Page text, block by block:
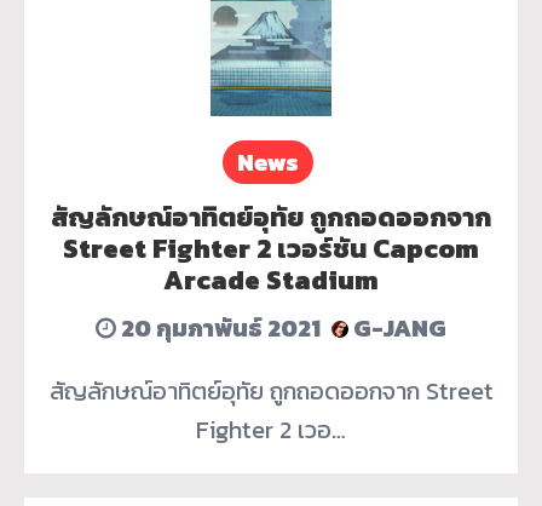
News
สัญลักษณ์อาทิตย์อุทัย ถูกถอดออกจาก
Street Fighter 2 เวอร์ชัน Capcom
Arcade Stadium
20 กุมภาพันธ์ 2021
G-JANG
สัญลักษณ์อาทิตย์อุทัย ถูกถอดออกจาก Street
Fighter 2 เวอ…